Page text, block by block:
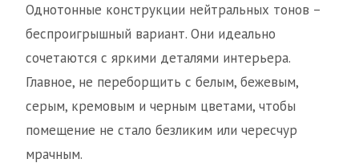
Однотонные конструкции нейтральных тонов –
беспроигрышный вариант. Они идеально
сочетаются с яркими деталями интерьера.
Главное, не переборщить с белым, бежевым,
серым, кремовым и черным цветами, чтобы
помещение не стало безликим или чересчур
мрачным.